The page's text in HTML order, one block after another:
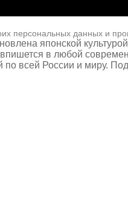
персональных данных и
японской
в любой
по всей России и миру.